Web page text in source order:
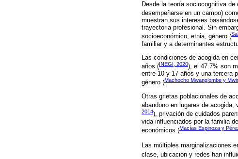
Desde la teoría sociocognitiva de
desempeñarse en un campo)
muestran sus intereses
trayectoria profesional. Sin
socioeconómico, etnia, género (
familiar y a determinantes
Las condiciones de acogida en
años (INEGI, 2020), el 47.7% son
entre 10 y 17 años y una tercera
género (Machocho Mwang’ombe y
Otras grietas poblacionales de
abandono en lugares de
2014), privación de cuidados
vida influenciados por la familia
económicos (Macías Espinoza y
Las múltiples marginalizaciones
clase, ubicación y redes han